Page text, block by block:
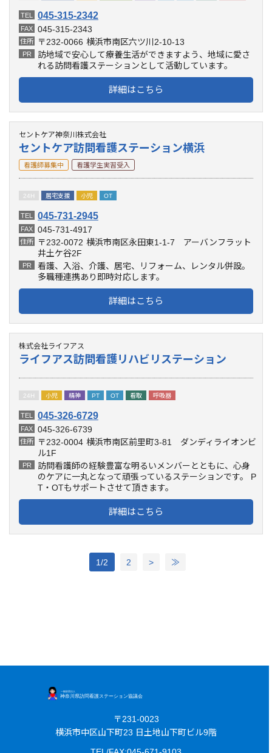
TEL 045-315-2342
FAX 045-315-2343
住所 〒232-0066 横浜市南区六ツ川2-10-13
PR
訪地域で安心して療養生活ができますよう、地域に愛さ
れる訪問看護ステーションとして活動しています。
詳細はこちら
セントケア神奈川株式会社
セントケア訪問看護ステーション横浜
看護師募集中 看護学生実習受入
24H 居宅支援 小児 OT
TEL 045-731-2945
FAX 045-731-4917
住所 〒232-0072 横浜市南区永田東1-1-7 アーバンフラット
井土ケ谷2F
PR
看護、入浴、介護、居宅、リフォーム、レンタル併設。
多職種連携あり即時対応します。
詳細はこちら
株式会社ライフアス
ライフアス訪問看護リハビリステーション
24H 小児 精神 PT OT 看取 呼吸器
TEL 045-326-6729
FAX 045-326-6739
住所 〒232-0004 横浜市南区前里町3-81 ダンディライオンビ
ル1F
PR
訪問看護師の経験豊富な明るいメンバーとともに、心身
のケアに一丸となって頑張っているステーションです。 P
T・OTもサポートさせて頂きます。
詳細はこちら
1/2 2 > ≫
〒231-0023
横浜市中区山下町23 日土地山下町ビル9階